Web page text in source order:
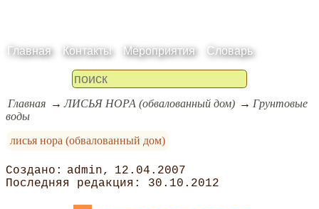
Главная Контакты Мероприятия Словарь
Главная ЛИСЬЯ НОРА (обвалованный дом)
Грунтовые
воды
лисья нора (обвалованный дом)
admin
12.04.2007
30.10.2012